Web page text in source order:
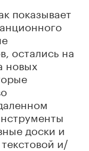
показывает
остались на
новых
доски и
и/